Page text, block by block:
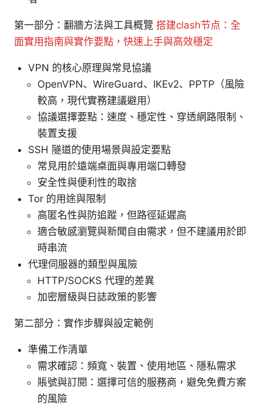
第一部分：翻牆方法與工具概覽 搭建clash节点：全
面實用指南與實作要點，快速上手與高效穩定
VPN 的核心原理與常見協議
OpenVPN、WireGuard、IKEv2、PPTP（風險
較高，現代實務建議避用）
協議選擇要點：速度、穩定性、穿透網路限制、
裝置支援
SSH 隧道的使用場景與設定要點
常見用於遠端桌面與專用端口轉發
安全性與便利性的取捨
Tor 的用途與限制
高匿名性與防追蹤，但路徑延遲高
適合敏感瀏覽與新聞自由需求，但不建議用於即
時串流
代理伺服器的類型與風險
HTTP/SOCKS 代理的差異
加密層級與日誌政策的影響
第二部分：實作步驟與設定範例
準備工作清單
需求確認：頻寬、裝置、使用地區、隱私需求
賬號與訂閱：選擇可信的服務商，避免免費方案
的風險